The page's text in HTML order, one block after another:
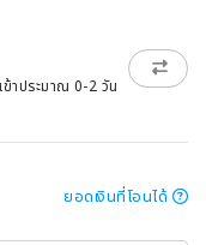
ข้าประมาณ 0-2 วัน
ยอดเงินที่โอนได้